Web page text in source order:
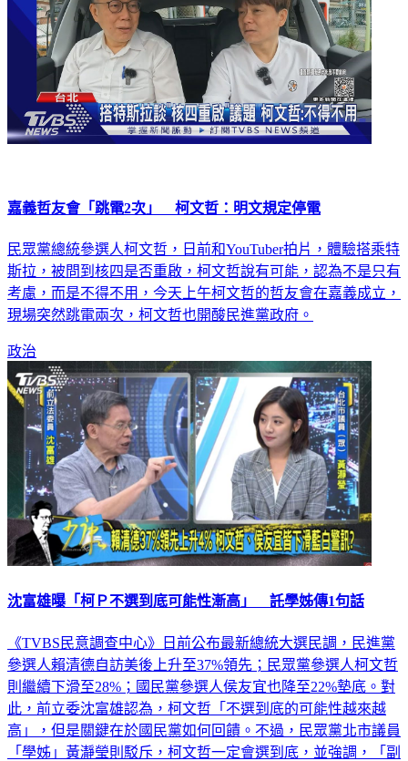
嘉義哲友會「跳電2次」 柯文哲：明文規定停電
民眾黨總統參選人柯文哲，日前和YouTuber拍片，體驗搭乘特
斯拉，被問到核四是否重啟，柯文哲說有可能，認為不是只有
考慮，而是不得不用，今天上午柯文哲的哲友會在嘉義成立，
現場突然跳電兩次，柯文哲也開酸民進黨政府。
政治
沈富雄曝「柯Ｐ不選到底可能性漸高」 託學姊傳1句話
《TVBS民意調查中心》日前公布最新總統大選民調，民進黨
參選人賴清德自訪美後上升至37%領先；民眾黨參選人柯文哲
則繼續下滑至28%；國民黨參選人侯友宜也降至22%墊底。對
此，前立委沈富雄認為，柯文哲「不選到底的可能性越來越
高」，但是關鍵在於國民黨如何回饋。不過，民眾黨北市議員
「學姊」黃瀞瑩則駁斥，柯文哲一定會選到底，並強調，「副